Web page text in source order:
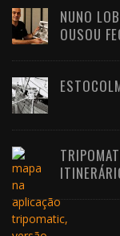
NUNO
OUSOU